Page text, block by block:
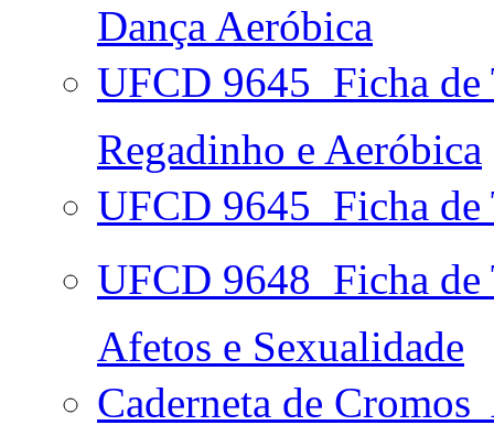
Dança Aeróbica
UFCD 9645  Ficha
Regadinho e Aeróbica
UFCD 9645  Ficha
UFCD 9648  Ficha
Afetos e Sexualidade
Caderneta de Cromos